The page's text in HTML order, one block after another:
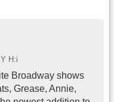
H:i
Broadway shows
Grease, Annie,